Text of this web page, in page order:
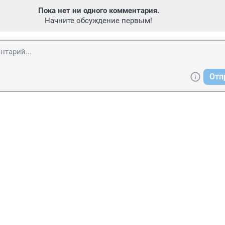
Пока нет ни одного комментария.
Начните обсуждение первым!